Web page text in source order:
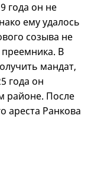
года он не
ему удалось
созыва не
преемника. В
мандат,
года он
районе. После
ареста Ранкова